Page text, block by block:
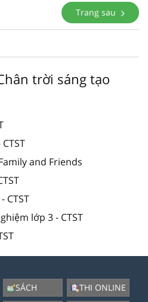
Trang sau
trời sáng tạo
and Friends
CTST
lớp 3 - CTST
SÁCH
THI ONLINE